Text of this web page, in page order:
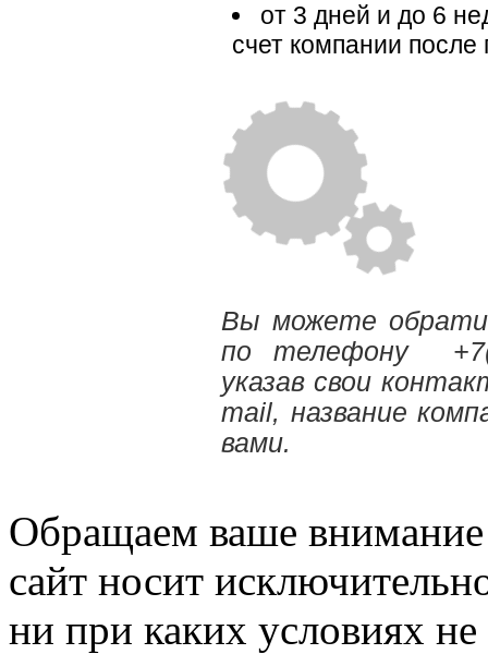
от 3 дней и до 6
счет компании после
Вы можете
по телефону
указав свои
mail, название
вами.
Обращаем ваше
сайт носит
ни при каких условиях